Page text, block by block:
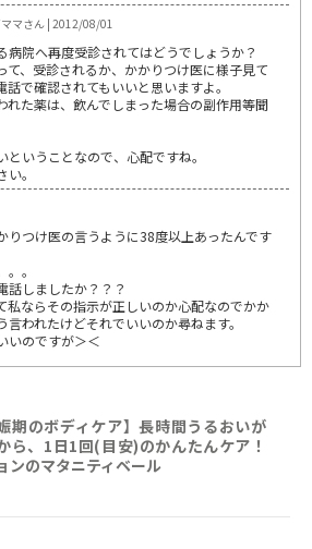
マさん | 2012/08/01
病院へ再度受診されてはどうでしょうか？
て、受診されるか、かかりつけ医に様子見て
話で確認されてもいいと思いますよ。
れた薬は、飲んでしまった場合の副作用等聞
いうことなので、心配ですね。
。
りつけ医の言うように38度以上あったんです
。
話しましたか？？？
私ならその指示が正しいのか心配なのでかか
言われたけどそれでいいのか尋ねます。
いのですが＞＜
娠期のボディケア】長時間うるおいが
ら、1日1回(目安)のかんたんケア！
ンのマタニティベール